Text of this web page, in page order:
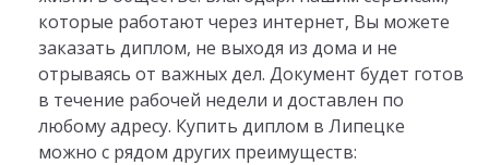
которые работают через интернет, Вы можете
заказать диплом, не выходя из дома и не
отрываясь от важных дел. Документ будет готов
в течение рабочей недели и доставлен по
любому адресу. Купить диплом в Липецке
можно с рядом других преимуществ: